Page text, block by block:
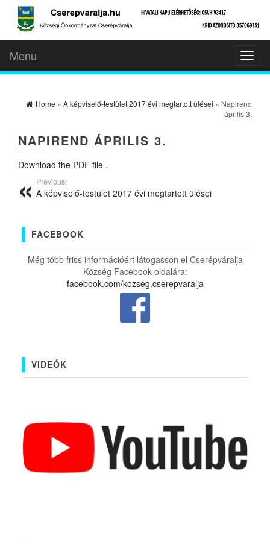
Menu
Home » A képviselő-testület 2017 évi megtartott ülései » Napirend
április 3.
NAPIREND ÁPRILIS 3.
Download the PDF file .
Previous:
A képviselő-testület 2017 évi megtartott ülései
FACEBOOK
Még több friss információért látogasson el Cserépváralja
Község Facebook oldalára:
facebook.com/kozseg.cserepvaralja
VIDEÓK